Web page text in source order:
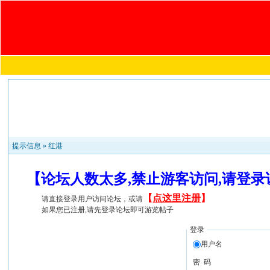
提示信息 »红港
【论坛人数太多,禁止游客访问,请登
请直接登录用户访问论坛，或请 【 点这里注册】
如果您已注册,请先登录论坛即可游览帖子
登录
用户名
密 码